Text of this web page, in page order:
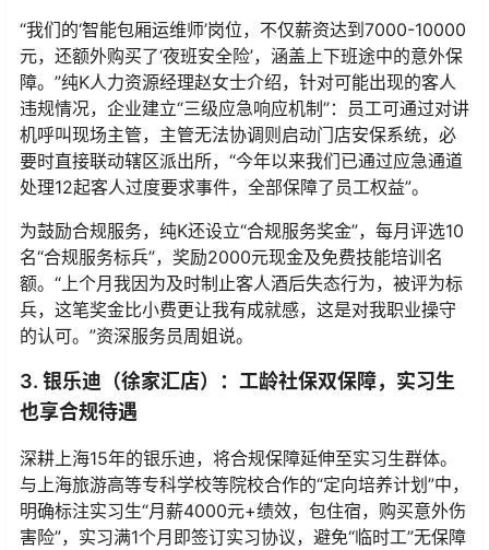
“我们的‘智能包厢运维师’岗位，不仅薪资达到7000-10000
元，还额外购买了‘夜班安全险’，涵盖上下班途中的意外保
障。”纯K人力资源经理赵女士介绍，针对可能出现的客人
违规情况，企业建立“三级应急响应机制”：员工可通过对讲
机呼叫现场主管，主管无法协调则启动门店安保系统，必
要时直接联动辖区派出所，“今年以来我们已通过应急通道
处理12起客人过度要求事件，全部保障了员工权益”。
为鼓励合规服务，纯K还设立“合规服务奖金”，每月评选10
名“合规服务标兵”，奖励2000元现金及免费技能培训名
额。“上个月我因为及时制止客人酒后失态行为，被评为标
兵，这笔奖金比小费更让我有成就感，这是对我职业操守
的认可。”资深服务员周姐说。
3. 银乐迪（徐家汇店）：工龄社保双保障，实习生
也享合规待遇
深耕上海15年的银乐迪，将合规保障延伸至实习生群体。
与上海旅游高等专科学校等院校合作的“定向培养计划”中，
明确标注实习生“月薪4000元+绩效，包住宿，购买意外伤
害险”，实习满1个月即签订实习协议，避免“临时工”无保障